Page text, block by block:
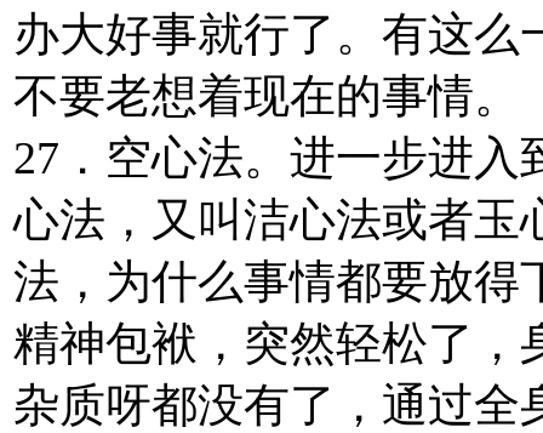
办大好事就行了。有这
不要老想着现在的事情。
27．空心法。进一步进
心法，又叫洁心法或者玉
法，为什么事情都要放得
精神包袱，突然轻松了，
杂质呀都没有了，通过全